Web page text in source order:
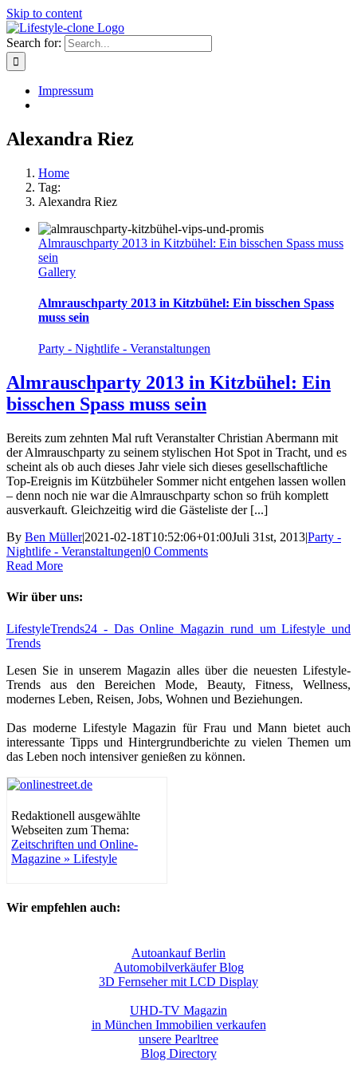
Skip to content
Search for:
Impressum
Alexandra Riez
Home
Tag:
Alexandra Riez
Almrauschparty 2013 in Kitzbühel: Ein bisschen Spass muss
sein
Gallery
Almrauschparty 2013 in Kitzbühel: Ein bisschen Spass
muss sein
Party - Nightlife - Veranstaltungen
Almrauschparty 2013 in Kitzbühel: Ein
bisschen Spass muss sein
Bereits zum zehnten Mal ruft Veranstalter Christian Abermann mit
der Almrauschparty zu seinem stylischen Hot Spot in Tracht, und es
scheint als ob auch dieses Jahr viele sich dieses gesellschaftliche
Top-Ereignis im Kützbüheler Sommer nicht entgehen lassen wollen
– denn noch nie war die Almrauschparty schon so früh komplett
ausverkauft. Gleichzeitig wird die Gästeliste der [...]
By Ben Müller|2021-02-18T10:52:06+01:00Juli 31st, 2013|Party -
Nightlife - Veranstaltungen|0 Comments
Read More
Wir über uns:
LifestyleTrends24 - Das Online Magazin rund um Lifestyle und
Trends
Lesen Sie in unserem Magazin alles über die neuesten Lifestyle-
Trends aus den Bereichen Mode, Beauty, Fitness, Wellness,
modernes Leben, Reisen, Jobs, Wohnen und Beziehungen.
Das moderne Lifestyle Magazin für Frau und Mann bietet auch
interessante Tipps und Hintergrundberichte zu vielen Themen um
das Leben noch intensiver genießen zu können.
Redaktionell ausgewählte
Webseiten zum Thema:
Zeitschriften und Online-
Magazine » Lifestyle
Wir empfehlen auch:
Autoankauf Berlin
Automobilverkäufer Blog
3D Fernseher mit LCD Display
UHD-TV Magazin
in München Immobilien verkaufen
unsere Pearltree
Blog Directory